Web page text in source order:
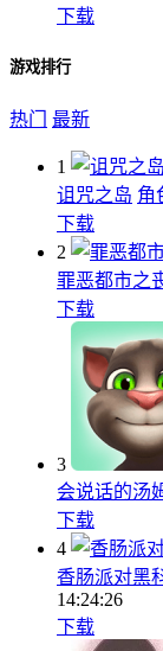
下载
游戏排行
热门 最新
1
诅咒之岛 角
下载
2
罪恶都市之
下载
3
会说话的汤
下载
4
香肠派对黑
14:24:26
下载